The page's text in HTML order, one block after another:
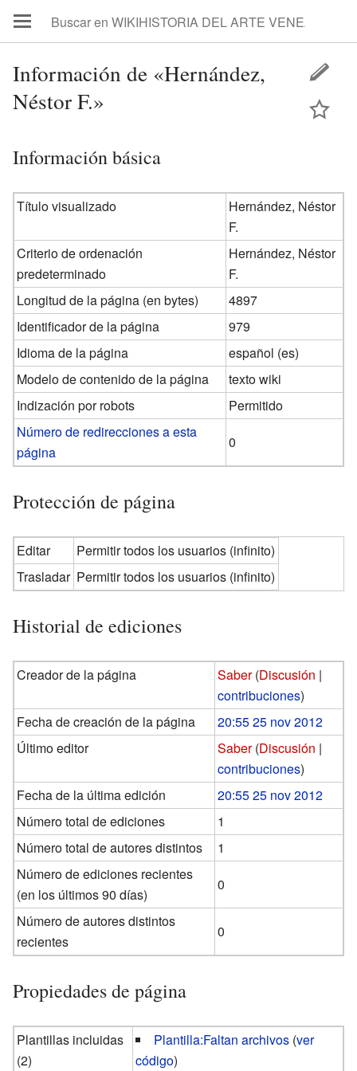
Información de «Hernández,
Néstor F.»
Información básica
Título visualizado
Hernández, Néstor
F.
Criterio de ordenación
predeterminado
Hernández, Néstor
F.
Longitud de la página (en bytes)
4897
Identificador de la página
979
Idioma de la página
español (es)
Modelo de contenido de la página
texto wiki
Indización por robots
Permitido
Número de redirecciones a esta
página
0
Protección de página
Editar
Permitir todos los usuarios (infinito)
Trasladar Permitir todos los usuarios (infinito)
Historial de ediciones
Creador de la página Saber (Discusión |
contribuciones)
Fecha de creación de la página
20:55 25 nov 2012
Último editor
Saber (Discusión |
contribuciones)
Fecha de la última edición
20:55 25 nov 2012
Número total de ediciones
1
Número total de autores distintos
1
Número de ediciones recientes
(en los últimos 90 días)
0
Número de autores distintos
recientes
0
Propiedades de página
Plantillas incluidas
(2)
Plantilla:Faltan archivos (ver
código)